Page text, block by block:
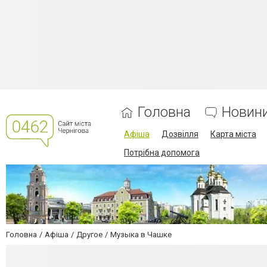
Головна
Афіша Дозвілля
Карта міста
Потрібна допомога
Головна Афіша Другое Музыка в Чашке